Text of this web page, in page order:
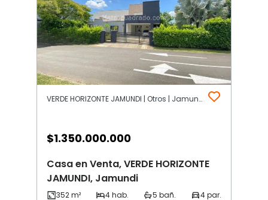
VERDE HORIZONTE JAMUNDI | Otros | Jamundi
$1.350.000.000
Casa en Venta, VERDE HORIZONTE
JAMUNDI, Jamundi